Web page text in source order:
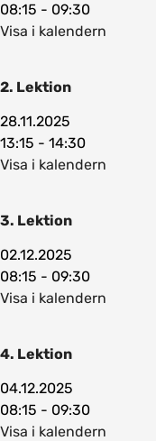
08:15 - 09:30
Visa i kalendern
2. Lektion
28.11.2025
13:15 - 14:30
Visa i kalendern
3. Lektion
02.12.2025
08:15 - 09:30
Visa i kalendern
4. Lektion
04.12.2025
08:15 - 09:30
Visa i kalendern